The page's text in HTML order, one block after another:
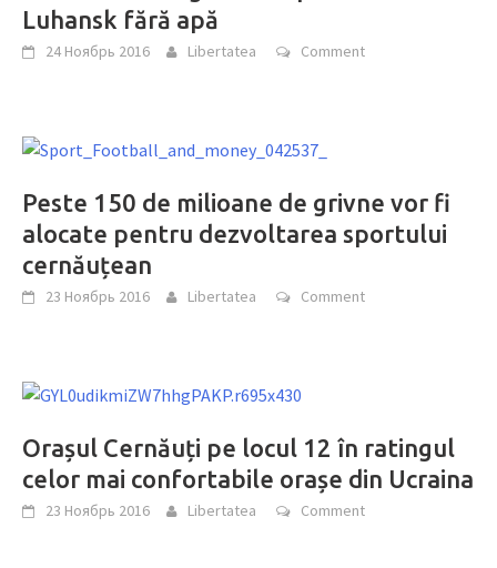
Luhansk fără apă
24 Ноябрь 2016 Libertatea Comment
Peste 150 de milioane de grivne vor fi
alocate pentru dezvoltarea sportului
cernăuțean
23 Ноябрь 2016 Libertatea Comment
Orașul Cernăuți pe locul 12 în ratingul
celor mai confortabile orașe din Ucraina
23 Ноябрь 2016 Libertatea Comment